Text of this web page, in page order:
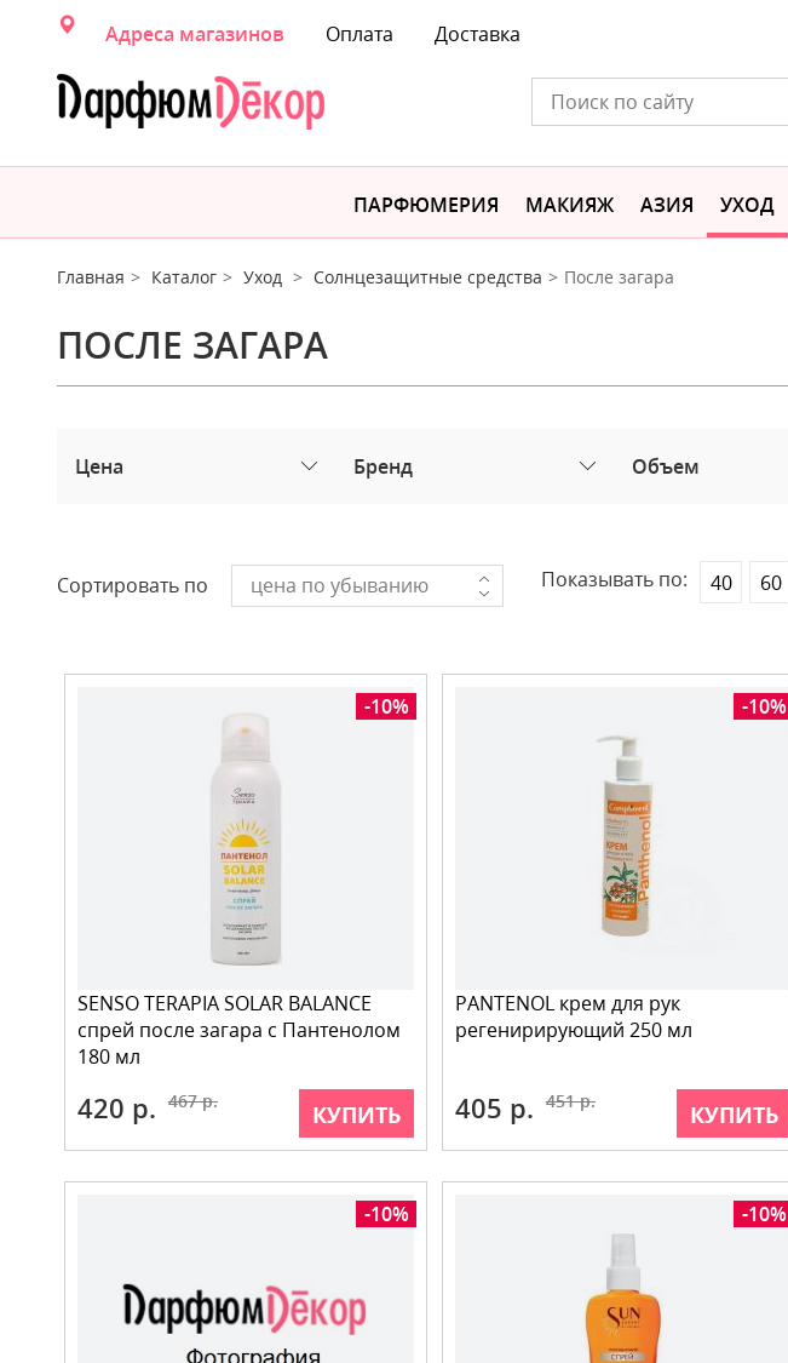
Адреса магазинов Оплата Доставка
ПАРФЮМЕРИЯ МАКИЯЖ АЗИЯ УХОД
Главная Каталог Уход Солнцезащитные средства После загара
ПОСЛЕ ЗАГАРА
Цена Бренд Объем
Сортировать по цена по убыванию Показывать по: 40 60
-10%
SENSO TERAPIA SOLAR BALANCE
спрей после загара с Пантенолом
180 мл
420 р. 467 р. КУПИТЬ
-10%
PANTENOL крем для рук
регенирирующий 250 мл
405 р. 451 р. КУПИТЬ
-10% -10%